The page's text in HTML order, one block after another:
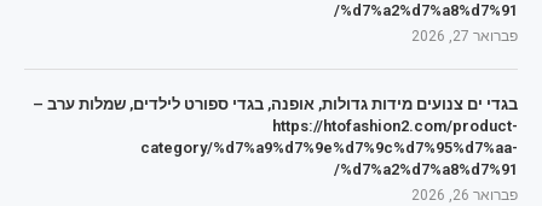
%d7%a2%d7%a8%d7%91/
פברואר 27, 2026
בגדי ים צנועים מידות גדולות, אופנה, בגדי ספורט לילדים, שמלות ערב –
https://htofashion2.com/product-
category/%d7%a9%d7%9e%d7%9c%d7%95%d7%aa-
%d7%a2%d7%a8%d7%91/
פברואר 26, 2026